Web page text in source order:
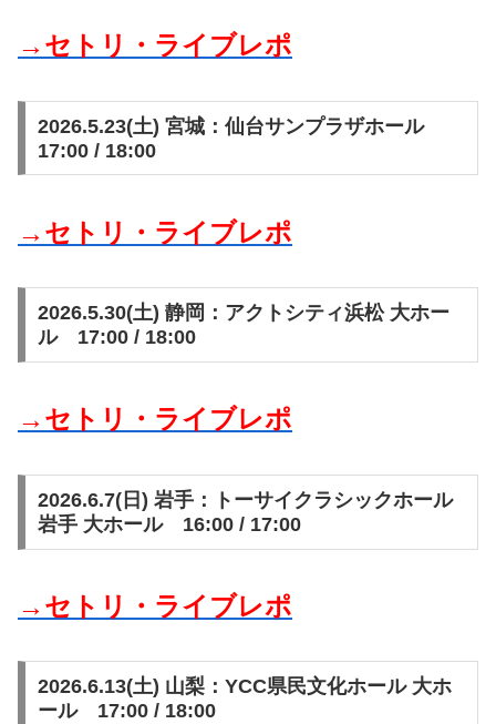
→セトリ・ライブレポ
2026.5.23(土) 宮城：仙台サンプラザホール
17:00 / 18:00
→セトリ・ライブレポ
2026.5.30(土) 静岡：アクトシティ浜松 大ホー
ル 17:00 / 18:00
→セトリ・ライブレポ
2026.6.7(日) 岩手：トーサイクラシックホール
岩手 大ホール 16:00 / 17:00
→セトリ・ライブレポ
2026.6.13(土) 山梨：YCC県民文化ホール 大ホ
ール 17:00 / 18:00